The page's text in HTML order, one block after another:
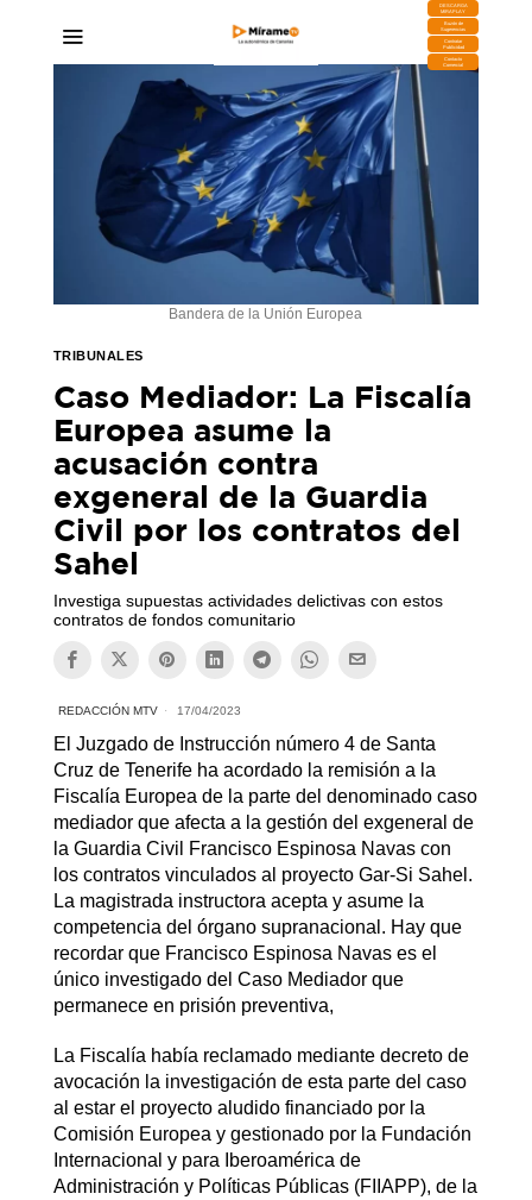
DESCARGA
MIRAPLAY
Buzón de
Sugerencias
Contratar
Publicidad
Contacto
Comercial
Bandera de la Unión Europea
TRIBUNALES
Caso Mediador: La Fiscalía
Europea asume la
acusación contra
exgeneral de la Guardia
Civil por los contratos del
Sahel
Investiga supuestas actividades delictivas con estos
contratos de fondos comunitario
REDACCIÓN MTV 17/04/2023
El Juzgado de Instrucción número 4 de Santa
Cruz de Tenerife ha acordado la remisión a la
Fiscalía Europea de la parte del denominado caso
mediador que afecta a la gestión del exgeneral de
la Guardia Civil Francisco Espinosa Navas con
los contratos vinculados al proyecto Gar-Si Sahel.
La magistrada instructora acepta y asume la
competencia del órgano supranacional. Hay que
recordar que Francisco Espinosa Navas es el
único investigado del Caso Mediador que
permanece en prisión preventiva,
La Fiscalía había reclamado mediante decreto de
avocación la investigación de esta parte del caso
al estar el proyecto aludido financiado por la
Comisión Europea y gestionado por la Fundación
Internacional y para Iberoamérica de
Administración y Políticas Públicas (FIIAPP), de la